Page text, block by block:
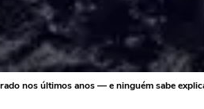
nos últimos anos — e ninguém sabe